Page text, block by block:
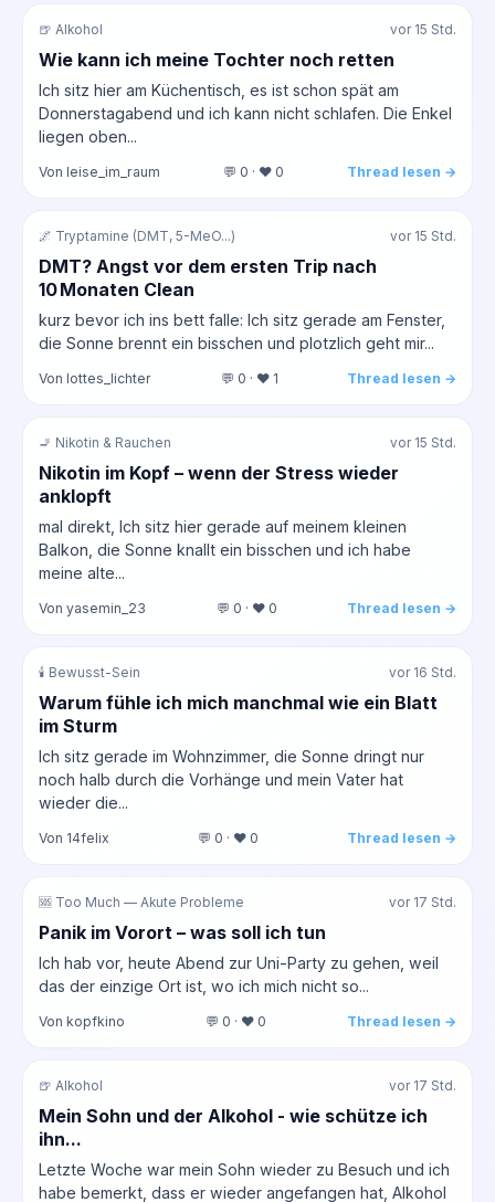
🍺 Alkohol vor 15 Std.
Wie kann ich meine Tochter noch retten
Ich sitz hier am Küchentisch, es ist schon spät am
Donnerstagabend und ich kann nicht schlafen. Die Enkel
liegen oben...
Von leise_im_raum 💬 0 · ❤️ 0 Thread lesen →
🌌 Tryptamine (DMT, 5-MeO...) vor 15 Std.
DMT? Angst vor dem ersten Trip nach
10 Monaten Clean
kurz bevor ich ins bett falle: Ich sitz gerade am Fenster,
die Sonne brennt ein bisschen und plotzlich geht mir...
Von lottes_lichter 💬 0 · ❤️ 1 Thread lesen →
🚬 Nikotin & Rauchen vor 15 Std.
Nikotin im Kopf – wenn der Stress wieder
anklopft
mal direkt, Ich sitz hier gerade auf meinem kleinen
Balkon, die Sonne knallt ein bisschen und ich habe
meine alte...
Von yasemin_23 💬 0 · ❤️ 0 Thread lesen →
🕯️ Bewusst-Sein vor 16 Std.
Warum fühle ich mich manchmal wie ein Blatt
im Sturm
Ich sitz gerade im Wohnzimmer, die Sonne dringt nur
noch halb durch die Vorhänge und mein Vater hat
wieder die...
Von 14felix 💬 0 · ❤️ 0 Thread lesen →
🆘 Too Much — Akute Probleme vor 17 Std.
Panik im Vorort – was soll ich tun
Ich hab vor, heute Abend zur Uni-Party zu gehen, weil
das der einzige Ort ist, wo ich mich nicht so...
Von kopfkino 💬 0 · ❤️ 0 Thread lesen →
🍺 Alkohol vor 17 Std.
Mein Sohn und der Alkohol - wie schütze ich
ihn...
Letzte Woche war mein Sohn wieder zu Besuch und ich
habe bemerkt, dass er wieder angefangen hat, Alkohol